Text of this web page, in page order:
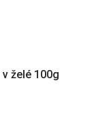
želé 100g